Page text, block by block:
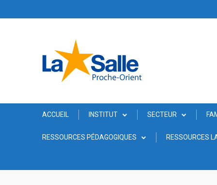
ACCUEIL INSTITUT SECTEUR
RESSOURCES PÉDAGOGIQUES RESSOURCES